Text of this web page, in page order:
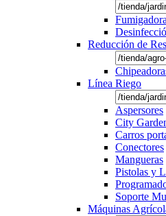
Reducción de
Línea Riego
Aspersores
City
Carros
Conectores
Mangueras
Pistolas y
Soporte
Máquinas